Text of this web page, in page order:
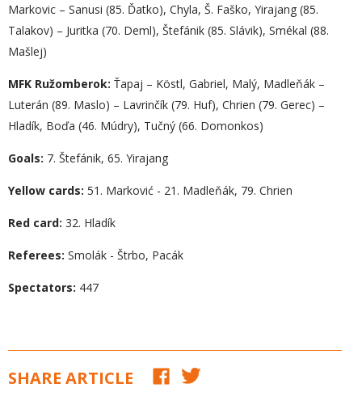
Markovic – Sanusi (85. Ďatko), Chyla, Š. Faško, Yirajang (85.
Talakov) – Juritka (70. Deml), Štefánik (85. Slávik), Smékal (88.
Mašlej)
MFK Ružomberok: Ťapaj – Köstl, Gabriel, Malý, Madleňák –
Luterán (89. Maslo) – Lavrinčík (79. Huf), Chrien (79. Gerec) –
Hladík, Boďa (46. Múdry), Tučný (66. Domonkos)
Goals: 7. Štefánik, 65. Yirajang
Yellow cards: 51. Marković - 21. Madleňák, 79. Chrien
Red card: 32. Hladík
Referees: Smolák - Štrbo, Pacák
Spectators: 447
SHARE ARTICLE